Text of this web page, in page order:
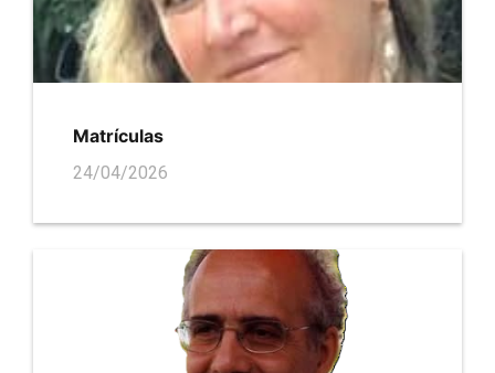
Matrículas
24/04/2026